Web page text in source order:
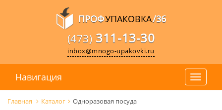
ПРОФУПАКОВКА/36
(473) 311-13-30
inbox@mnogo-upakovki.ru
Навигация
Главная Каталог Одноразовая посуда